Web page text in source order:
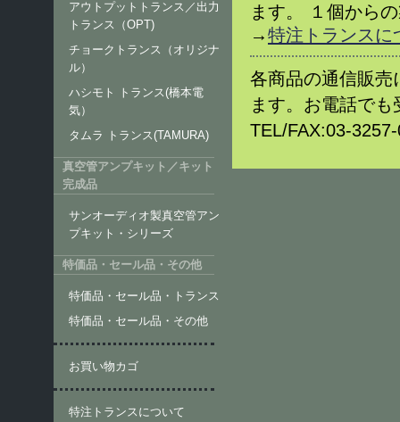
ます。 １個から
→特注トランスに
各商品の通信販売
ます。お電話で
TEL/FAX:03-
アウトプットトランス／出力
トランス（OPT)
チョークトランス（オリジナ
ル）
ハシモト トランス(橋本電
気）
タムラ トランス(TAMURA)
真空管アンプキット／キット
完成品
サンオーディオ製真空管アン
プキット・シリーズ
特価品・セール品・その他
特価品・セール品・トランス
特価品・セール品・その他
お買い物カゴ
特注トランスについて